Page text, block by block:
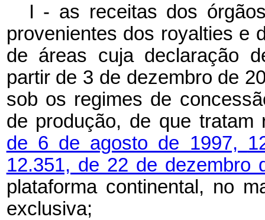
I - as receitas dos
provenientes dos royalties e
de áreas cuja declaração
partir de 3 de dezembro de
sob os regimes de
de produção, de que
de 6 de agosto de 1997,
12.351, de 22 de dezembro
plataforma continental, no
exclusiva;